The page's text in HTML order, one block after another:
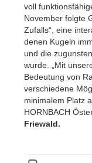
voll
November folgte
Zufalls“, eine
denen Kugeln
und die
wurde. „Mit
Bedeutung von
verschiedene
minimalem Platz
HORNBACH
Friewald.